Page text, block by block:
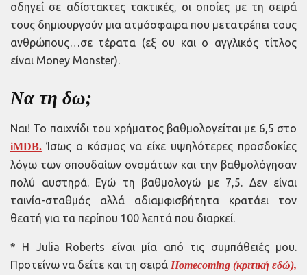
οδηγεί σε αδίστακτες τακτικές, οι οποίες με τη σειρά
τους δημιουργούν μια ατμόσφαιρα που μετατρέπει τους
ανθρώπους…σε τέρατα (εξ ου και ο αγγλικός τίτλος
είναι Money Monster).
Να τη δω;
Ναι! Το παιχνίδι του χρήματος βαθμολογείται με 6,5 στο
iMDB. Ίσως ο κόσμος να είχε υψηλότερες προσδοκίες
λόγω των σπουδαίων ονομάτων και την βαθμολόγησαν
πολύ αυστηρά. Εγώ τη βαθμολογώ με 7,5. Δεν είναι
ταινία-σταθμός αλλά αδιαμφισβήτητα κρατάει τον
θεατή για τα περίπου 100 λεπτά που διαρκεί.
* H Julia Roberts είναι μία από τις συμπάθειές μου.
Προτείνω να δείτε και τη σειρά Homecoming (κριτική εδώ),